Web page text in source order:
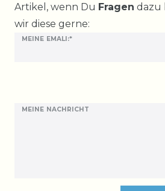
Artikel, wenn Du Fragen dazu
wir diese gerne:
MEINE EMALI:*
MEINE NACHRICHT